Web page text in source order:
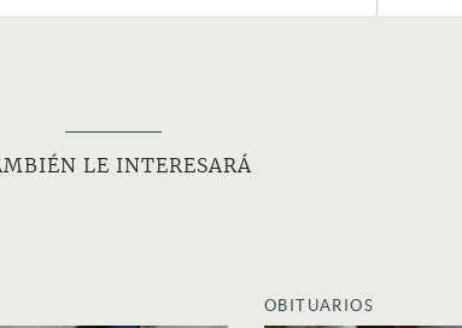
LE INTERESARÁ
OBITUARIOS